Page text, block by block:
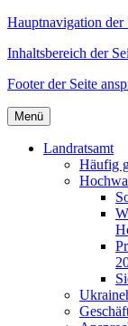
Hauptnavigation der
Inhaltsbereich der
Footer der Seite
Menü
Landratsamt
Häufig